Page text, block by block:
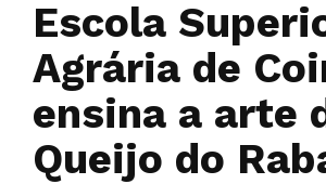
Escola
Agrária de
ensina a arte
Queijo do